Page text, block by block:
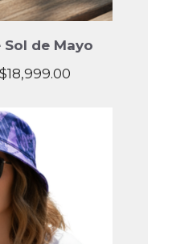
de Mayo
$18,999.00Price